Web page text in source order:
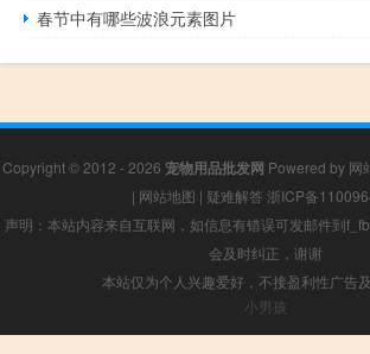
春节中有哪些波浪元素图片
Copyright © 2012 - 2026 宠物用品批发网 Powered by 网
| 网站地图 | 疑难解答 浙ICP备
声明：本站内容来自互联网，如信息有错误可发邮件到
会及时纠正，谢谢
本站仅为个人兴趣爱好，不接盈利性广告
小男孩